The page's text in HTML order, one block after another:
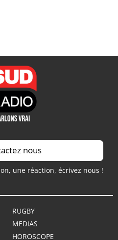
nous
une réaction, écrivez nous !
RUGBY
MEDIAS
HOROSCOPE